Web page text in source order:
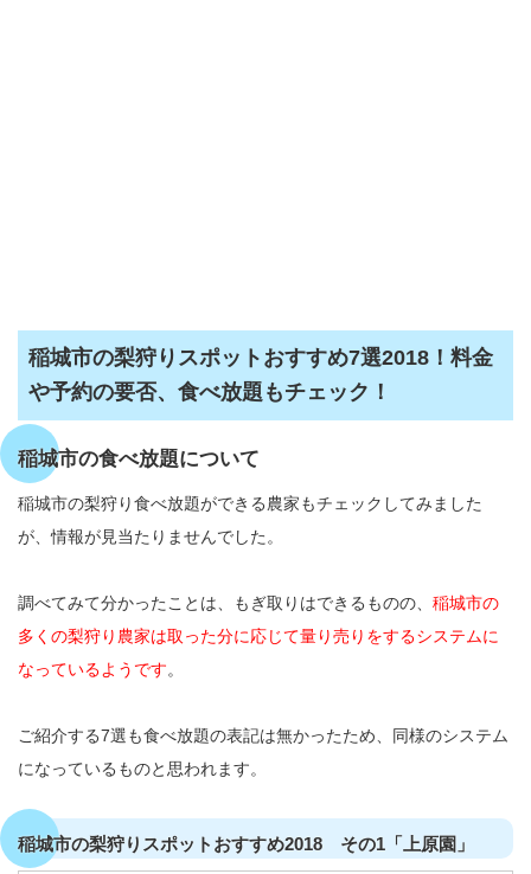
稲城市の梨狩りスポットおすすめ7選2018！料金
や予約の要否、食べ放題もチェック！
稲城市の食べ放題について
稲城市の梨狩り食べ放題ができる農家もチェックしてみました
が、情報が見当たりませんでした。
調べてみて分かったことは、もぎ取りはできるものの、 稲城市の
多くの梨狩り農家は取った分に応じて量り売りをするシステムに
なっているようです。
ご紹介する7選も食べ放題の表記は無かったため、同様のシステム
になっているものと思われます。
稲城市の梨狩りスポットおすすめ2018 その1「上原園」